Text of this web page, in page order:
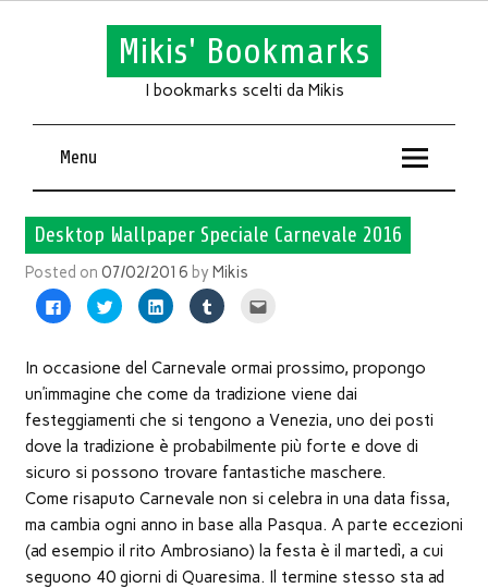
Mikis' Bookmarks
I bookmarks scelti da Mikis
Menu
Desktop Wallpaper Speciale Carnevale 2016
Posted on 07/02/2016 byMikis
Fai
clic
Facebook
apre
una
nuova
finestra)
Fai
clic
su
(Si
in
nuova
Fai
clic
su
(Si
in
nuova
finestra)
Fai
clic
su
(Si
in
una
nuova
l'articolo
via
mail
un
(Si
apre
in
nuova
In occasione del Carnevale ormai prossimo, propongo
un’immagine che come da tradizione viene dai
festeggiamenti che si tengono a Venezia, uno dei posti
dove la tradizione è probabilmente più forte e dove di
sicuro si possono trovare fantastiche maschere.
Come risaputo Carnevale non si celebra in una data fissa,
ma cambia ogni anno in base alla Pasqua. A parte eccezioni
(ad esempio il rito Ambrosiano) la festa è il martedì, a cui
seguono 40 giorni di Quaresima. Il termine stesso sta ad